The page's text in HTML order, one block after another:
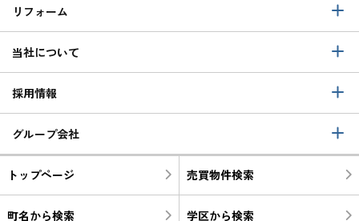
リフォーム
当社について
採用情報
グループ会社
トップページ 売買物件検索
町名から検索 学区から検索